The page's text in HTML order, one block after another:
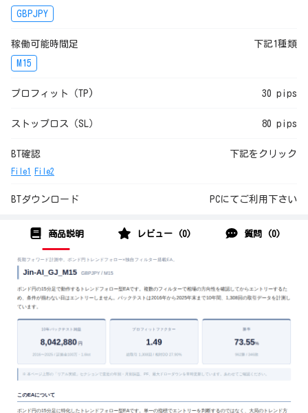
GBPJPY
稼働可能時間足
下記1種類
M15
プロフィット（TP) 30 pips
ストップロス（SL） 80 pips
BT確認 下記をクリック
File1 File2
BTダウンロード PCにてご利用下さい
商品説明 レビュー (0) 質問 (0)